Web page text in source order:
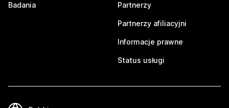
Badania Partnerzy
Partnerzy afiliacyjni
Informacje prawne
Status usługi